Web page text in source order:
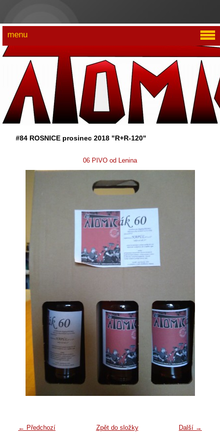
#84 ROSNICE prosinec 2018 "R+R-120"
06 PIVO od Lenina
← Předchozí Další →
Zpět do složky
menu